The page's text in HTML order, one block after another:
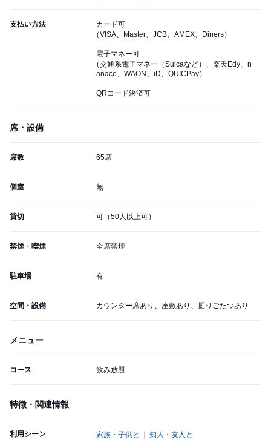
支払い方法
カード可
（VISA、Master、JCB、AMEX、Diners）
電子マネー可
（交通系電子マネー（Suicaなど）、楽天Edy、n
anaco、WAON、iD、QUICPay）
QRコード決済可
席・設備
席数 65席
個室 無
貸切 可（50人以上可）
禁煙・喫煙 全席禁煙
駐車場 有
空間・設備 カウンター席あり、座敷あり、掘りごたつあり
メニュー
コース 飲み放題
特徴・関連情報
利用シーン 家族・子供と 知人・友人と